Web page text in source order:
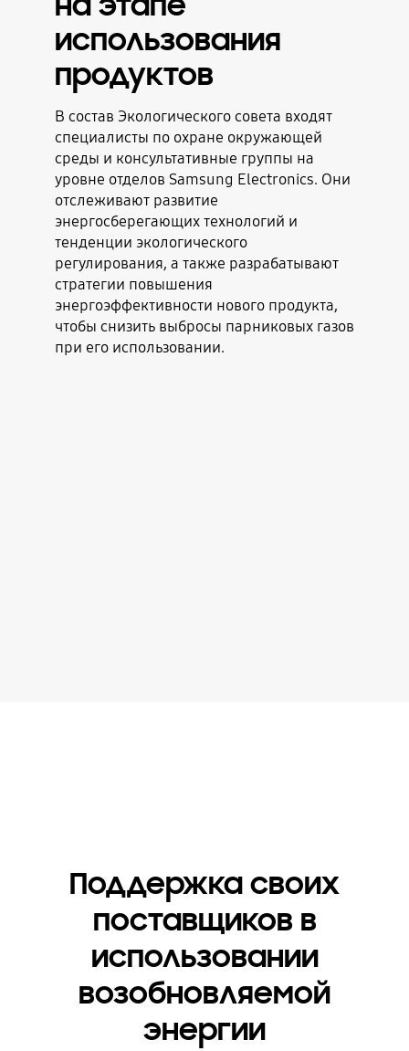
использования
продуктов
В состав Экологического совета входят
специалисты по охране окружающей
среды и консультативные группы на
уровне отделов Samsung Electronics. Они
отслеживают развитие
энергосберегающих технологий и
тенденции экологического
регулирования, а также разрабатывают
стратегии повышения
энергоэффективности нового продукта,
чтобы снизить выбросы парниковых газов
при его использовании.
Поддержка своих
поставщиков в
использовании
возобновляемой
энергии